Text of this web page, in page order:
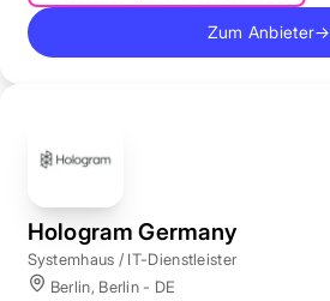
Zum Anbieter→
Hologram Germany
Systemhaus / IT-Dienstleister
Berlin, Berlin - DE